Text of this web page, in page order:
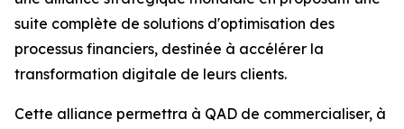
suite complète de solutions d'optimisation des
processus financiers, destinée à accélérer la
transformation digitale de leurs clients.
Cette alliance permettra à QAD de commercialiser, à